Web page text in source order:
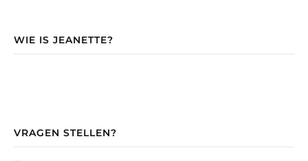
WIE IS JEANETTE?
VRAGEN STELLEN?